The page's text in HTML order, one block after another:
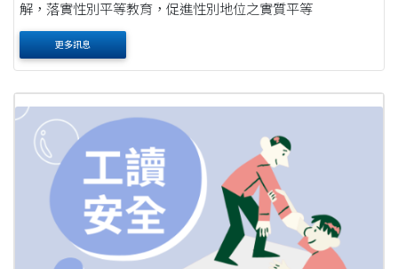
解，落實性別平等教育，促進性別地位之實質平等
更多訊息